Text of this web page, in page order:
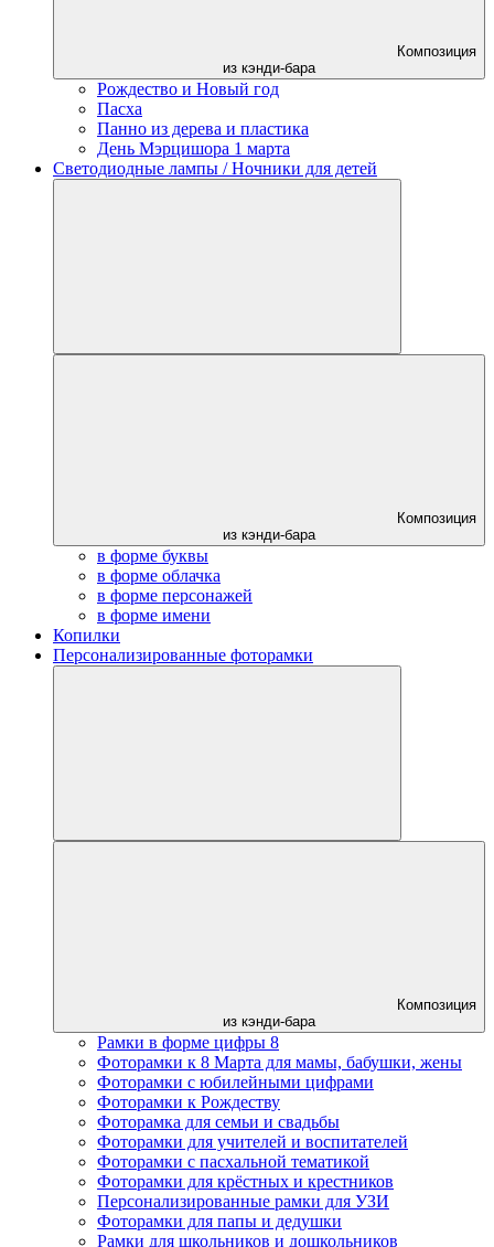
Композиция
из кэнди-бара
Рождество и Новый год
Пасха
Панно из дерева и пластика
День Мэрцишора 1 марта
Светодиодные лампы / Ночники для детей
Композиция
из кэнди-бара
в форме буквы
в форме облачка
в форме персонажей
в форме имени
Копилки
Персонализированные фоторамки
Композиция
из кэнди-бара
Рамки в форме цифры 8
Фоторамки к 8 Марта для мамы, бабушки, жены
Фоторамки с юбилейными цифрами
Фоторамки к Рождеству
Фоторамка для семьи и свадьбы
Фоторамки для учителей и воспитателей
Фоторамки с пасхальной тематикой
Фоторамки для крёстных и крестников
Персонализированные рамки для УЗИ
Фоторамки для папы и дедушки
Рамки для школьников и дошкольников